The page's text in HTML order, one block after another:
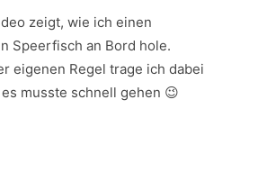
zeigt, wie ich einen
Speerfisch an Bord hole.
eigenen Regel trage ich dabei
musste schnell gehen 😉